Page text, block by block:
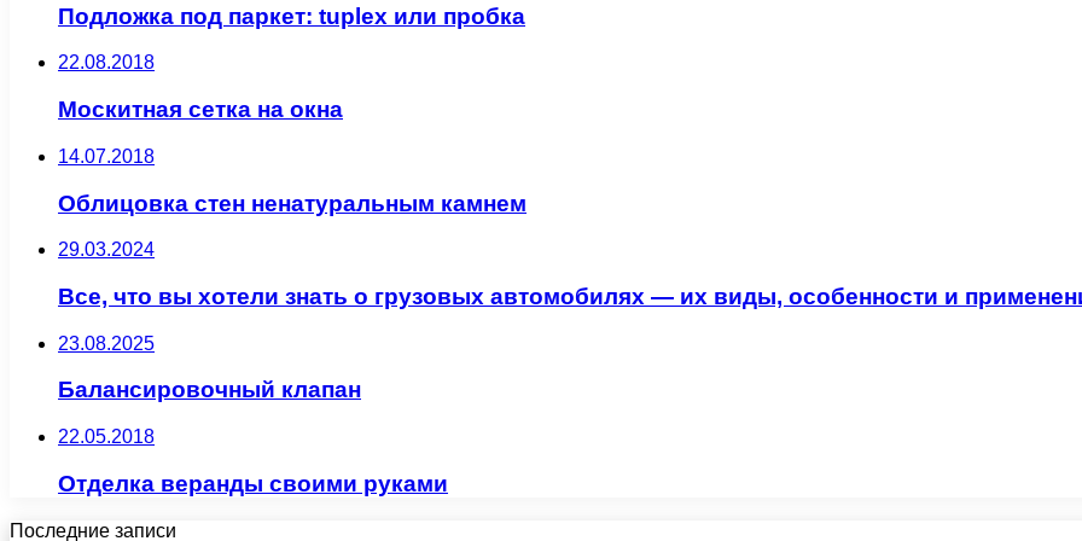
Подложка под паркет: tuplex или пробка
22.08.2018
Москитная сетка на окна
14.07.2018
Облицовка стен ненатуральным камнем
29.03.2024
Все, что вы хотели знать о грузовых автомобилях — их виды, особенности и
23.08.2025
Балансировочный клапан
22.05.2018
Отделка веранды своими руками
Последние записи